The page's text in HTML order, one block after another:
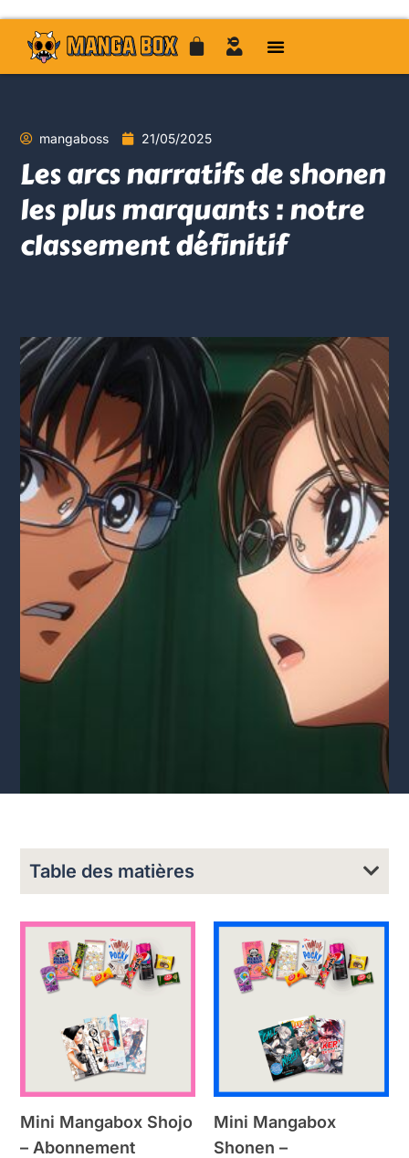
mangaboss 21/05/2025
Les arcs narratifs de shonen
les plus marquants : notre
classement définitif
Table des matières
Mini Mangabox Shojo
– Abonnement
Mini Mangabox
Shonen –